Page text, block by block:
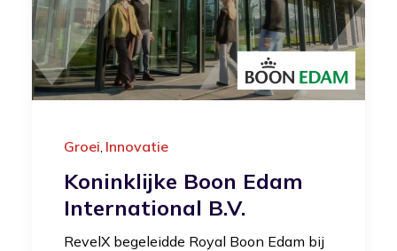
Groei Innovatie
Koninklijke Boon Edam
International B.V.
RevelX begeleidde Royal Boon Edam bij